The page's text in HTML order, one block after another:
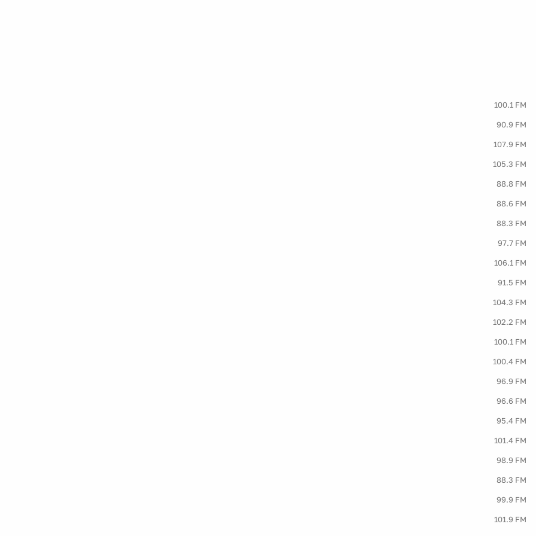
100.1 FM
90.9 FM
107.9 FM
105.3 FM
88.8 FM
88.6 FM
88.3 FM
97.7 FM
106.1 FM
91.5 FM
104.3 FM
102.2 FM
100.1 FM
100.4 FM
96.9 FM
96.6 FM
95.4 FM
101.4 FM
98.9 FM
88.3 FM
99.9 FM
101.9 FM